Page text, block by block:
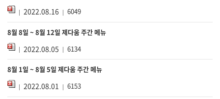
2022.08.16 6049
8월 8일 ~ 8월 12일 제다움 주간 메뉴
2022.08.05 6134
8월 1일 ~ 8월 5일 제다움 주간 메뉴
2022.08.01 6153